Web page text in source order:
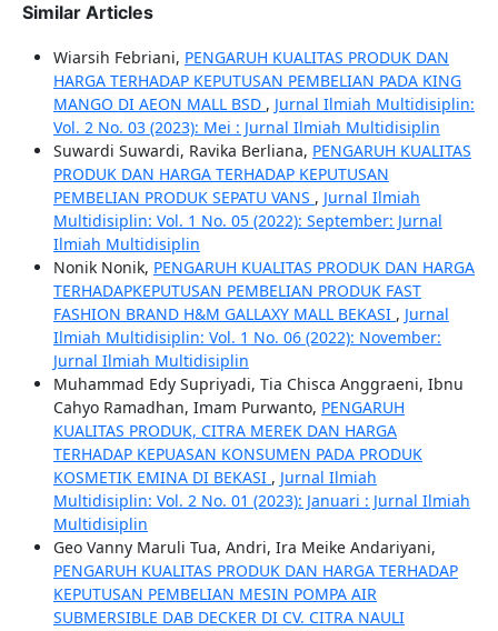
Similar Articles
Wiarsih Febriani, PENGARUH KUALITAS PRODUK DAN
HARGA TERHADAP KEPUTUSAN PEMBELIAN PADA KING
MANGO DI AEON MALL BSD , Jurnal Ilmiah Multidisiplin:
Vol. 2 No. 03 (2023): Mei : Jurnal Ilmiah Multidisiplin
Suwardi Suwardi, Ravika Berliana, PENGARUH KUALITAS
PRODUK DAN HARGA TERHADAP KEPUTUSAN
PEMBELIAN PRODUK SEPATU VANS , Jurnal Ilmiah
Multidisiplin: Vol. 1 No. 05 (2022): September: Jurnal
Ilmiah Multidisiplin
Nonik Nonik, PENGARUH KUALITAS PRODUK DAN HARGA
TERHADAPKEPUTUSAN PEMBELIAN PRODUK FAST
FASHION BRAND H&M GALLAXY MALL BEKASI , Jurnal
Ilmiah Multidisiplin: Vol. 1 No. 06 (2022): November:
Jurnal Ilmiah Multidisiplin
Muhammad Edy Supriyadi, Tia Chisca Anggraeni, Ibnu
Cahyo Ramadhan, Imam Purwanto, PENGARUH
KUALITAS PRODUK, CITRA MEREK DAN HARGA
TERHADAP KEPUASAN KONSUMEN PADA PRODUK
KOSMETIK EMINA DI BEKASI , Jurnal Ilmiah
Multidisiplin: Vol. 2 No. 01 (2023): Januari : Jurnal Ilmiah
Multidisiplin
Geo Vanny Maruli Tua, Andri, Ira Meike Andariyani,
PENGARUH KUALITAS PRODUK DAN HARGA TERHADAP
KEPUTUSAN PEMBELIAN MESIN POMPA AIR
SUBMERSIBLE DAB DECKER DI CV. CITRA NAULI